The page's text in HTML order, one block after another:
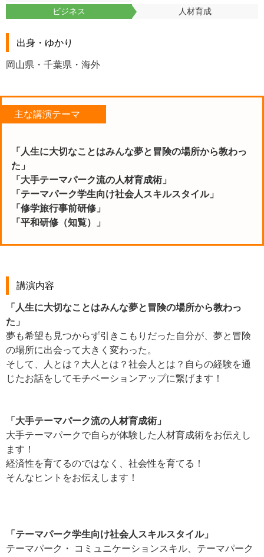
ビジネス
人材育成
出身・ゆかり
岡山県・千葉県・海外
主な講演テーマ
「人生に大切なことはみんな夢と冒険の場所から教わっ
た」
「大手テーマパーク流の人材育成術」
「テーマパーク学生向け社会人スキルスタイル」
「修学旅行事前研修」
「平和研修（知覧）」
講演内容
「人生に大切なことはみんな夢と冒険の場所から教わっ
た」
夢も希望も見つからず引きこもりだった自分が、夢と冒険
の場所に出会って大きく変わった。
そして、人とは？大人とは？社会人とは？自らの経験を通
じたお話をしてモチベーションアップに繋げます！
「大手テーマパーク流の人材育成術」
大手テーマパークで自らが体験した人材育成術をお伝えし
ます！
経済性を育てるのではなく、社会性を育てる！
そんなヒントをお伝えします！
「テーマパーク学生向け社会人スキルスタイル」
テーマパーク・ コミュニケーションスキル、テーマパーク